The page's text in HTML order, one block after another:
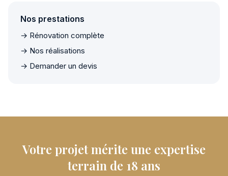
Nos prestations
→ Rénovation complète
→ Nos réalisations
→ Demander un devis
Votre projet mérite une expertise
terrain de 18 ans